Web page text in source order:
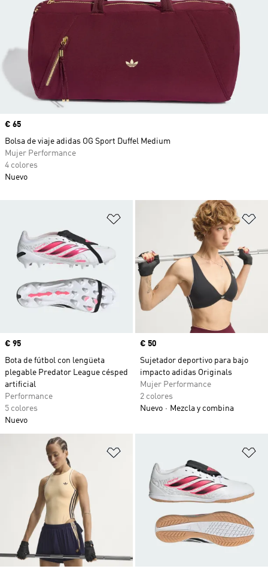
Añadir a la lista de deseos
Precio
€ 95
Bota de fútbol con lengüeta
plegable Predator League césped
artificial
Performance
5 colores
Nuevo
Precio
€ 50
Sujetador deportivo para bajo
impacto adidas Originals
Mujer Performance
2 colores
Nuevo
Mezcla y combina
Precio
€ 65
Bolsa de viaje adidas OG Sport Duffel Medium
Mujer Performance
4 colores
Nuevo